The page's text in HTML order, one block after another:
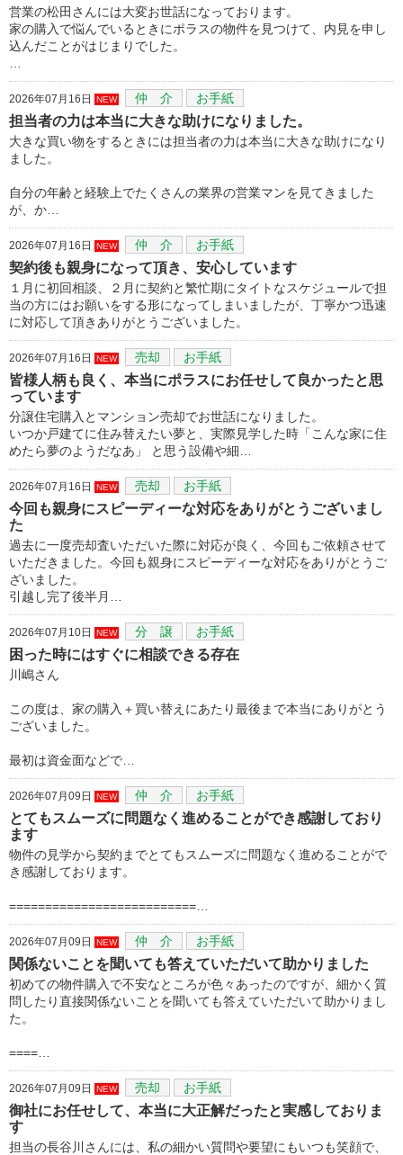
営業の松田さんには大変お世話になっております。
家の購入で悩んでいるときにポラスの物件を見つけて、内見を申し
込んだことがはじまりでした。
2026年07月16日 NEW 仲 介 お手紙
担当者の力は本当に大きな助けになりました。
大きな買い物をするときには担当者の力は本当に大きな助けになり
ました。
自分の年齢と経験上でたくさんの業界の営業マンを見てきました
が、か…
2026年07月16日 NEW 仲 介 お手紙
契約後も親身になって頂き、安心しています
１月に初回相談、２月に契約と繁忙期にタイトなスケジュールで担
当の方にはお願いをする形になってしまいましたが、丁寧かつ迅速
に対応して頂きありがとうございました。
2026年07月16日 NEW 売却 お手紙
皆様人柄も良く、本当にポラスにお任せして良かったと思
っています
分譲住宅購入とマンション売却でお世話になりました。
いつか戸建てに住み替えたい夢と、実際見学した時「こんな家に住
めたら夢のようだなあ」 と思う設備や細…
2026年07月16日 NEW 売却 お手紙
今回も親身にスピーディーな対応をありがとうございまし
た
過去に一度売却査いただいた際に対応が良く、今回もご依頼させて
いただきました。今回も親身にスピーディーな対応をありがとうご
ざいました。
引越し完了後半月…
2026年07月10日 NEW 分 譲 お手紙
困った時にはすぐに相談できる存在
川嶋さん
この度は、家の購入＋買い替えにあたり最後まで本当にありがとう
ございました。
最初は資金面などで…
2026年07月09日 NEW 仲 介 お手紙
とてもスムーズに問題なく進めることができ感謝しており
ます
物件の見学から契約までとてもスムーズに問題なく進めることがで
き感謝しております。
==========================…
2026年07月09日 NEW 仲 介 お手紙
関係ないことを聞いても答えていただいて助かりました
初めての物件購入で不安なところが色々あったのですが、細かく質
問したり直接関係ないことを聞いても答えていただいて助かりまし
た。
====…
2026年07月09日 NEW 売却 お手紙
御社にお任せして、本当に大正解だったと実感しておりま
す
担当の長谷川さんには、私の細かい質問や要望にもいつも笑顔で、